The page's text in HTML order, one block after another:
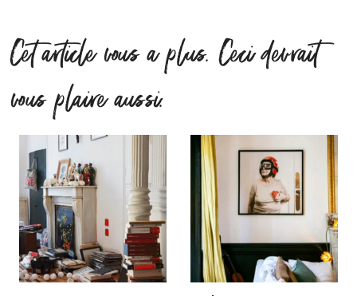
Cet article vous a plus. Ceci devrait
vous plaire aussi.